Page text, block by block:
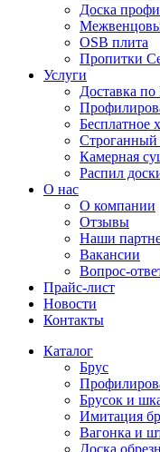
Доска
OSB плита
Пропитки
Услуги
Доставка
Бесплатное
Строганный
Камерная
Распил
О нас
О компании
Отзывы
Наши
Вакансии
Вопрос-
Прайс-лист
Новости
Контакты
Каталог
Брус
Брусок и
Имитация
Вагонка и
Доска